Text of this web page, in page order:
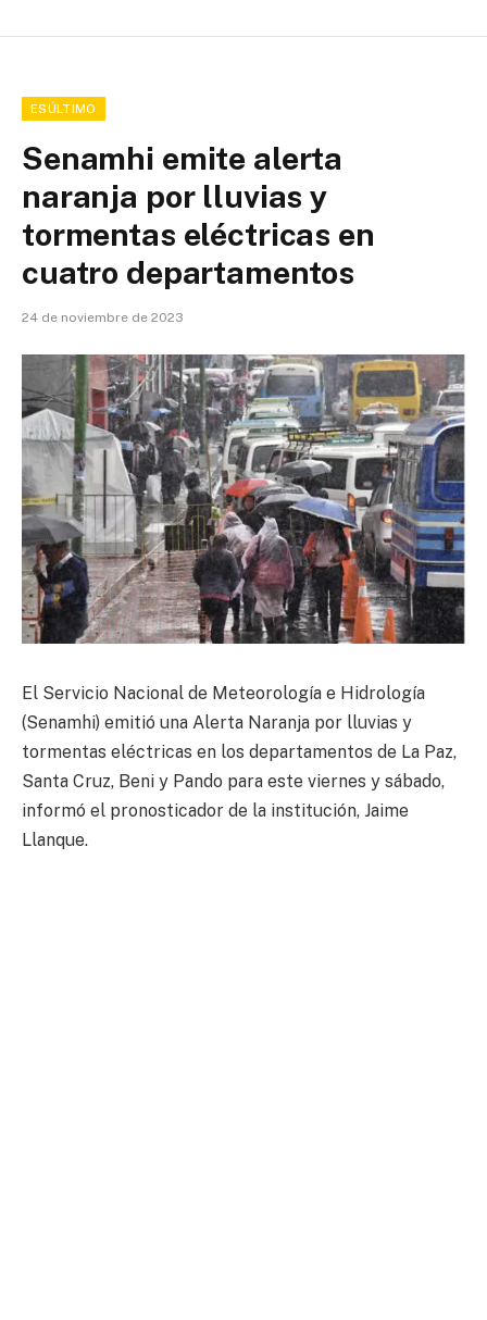
ESÚLTIMO
Senamhi emite alerta
naranja por lluvias y
tormentas eléctricas en
cuatro departamentos
24 de noviembre de 2023
El Servicio Nacional de Meteorología e Hidrología
(Senamhi) emitió una Alerta Naranja por lluvias y
tormentas eléctricas en los departamentos de La Paz,
Santa Cruz, Beni y Pando para este viernes y sábado,
informó el pronosticador de la institución, Jaime
Llanque.